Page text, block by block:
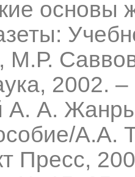
основы
М.Р.
2002. –
А. А.
А.А.
Пресс,